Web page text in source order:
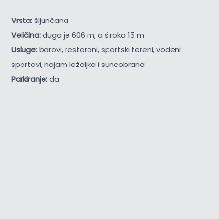
Vrsta:šljunčana
Veličina:duga je 606 m, a široka 15 m
Usluge:barovi, restorani, sportski tereni, vodeni
sportovi, najam ležaljka i suncobrana
Parkiranje:da